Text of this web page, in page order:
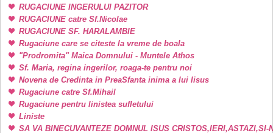
RUGACIUNE INGERULUI PAZITOR
RUGACIUNE catre Sf.Nicolae
RUGACIUNE SF. HARALAMBIE
Rugaciune care se citeste la vreme de boala
"Prodromita" Maica Domnului - Muntele Athos
Sf. Maria, regina ingerilor, roaga-te pentru noi
Novena de Credinta in PreaSfanta inima a lui Iisus
Rugaciune catre Sf.Mihail
Rugaciune pentru linistea sufletului
Liniste
SA VA BINECUVANTEZE DOMNUL ISUS CRISTOS,IERI,ASTAZI,SI-